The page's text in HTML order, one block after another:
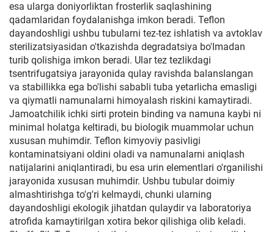
esa ularga doniyorliktan frosterlik saqlashining
qadamlaridan foydalanishga imkon beradi. Teflon
dayandoshligi ushbu tubularni tez-tez ishlatish va avtoklav
sterilizatsiyasidan o'tkazishda degradatsiya bo'lmadan
turib qolishiga imkon beradi. Ular tez tezlikdagi
tsentrifugatsiya jarayonida qulay ravishda balanslangan
va stabillikka ega bo'lishi sababli tuba yetarlicha emasligi
va qiymatli namunalarni himoyalash riskini kamaytiradi.
Jamoatchilik ichki sirti protein binding va namuna kaybi ni
minimal holatga keltiradi, bu biologik muammolar uchun
xususan muhimdir. Teflon kimyoviy pasivligi
kontaminatsiyani oldini oladi va namunalarni aniqlash
natijalarini aniqlantiradi, bu esa urin elementlari o'rganilishi
jarayonida xususan muhimdir. Ushbu tubular doimiy
almashtirishga to'g'ri kelmaydi, chunki ularning
dayandoshligi ekologik jihatdan qulaydir va laboratoriya
atrofida kamaytirilgan xotira bekor qilishiga olib keladi.